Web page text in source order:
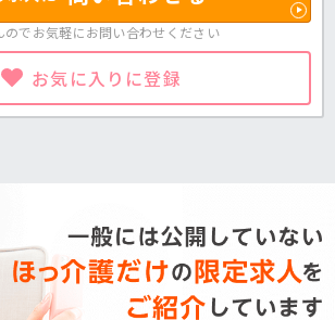
でお気軽にお問い合わせください
お気に入りに登録